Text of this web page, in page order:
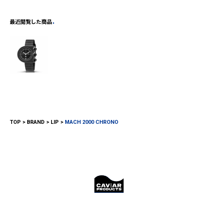
最近閲覧した商品
TOP BRAND LIP MACH 2000 CHRONO